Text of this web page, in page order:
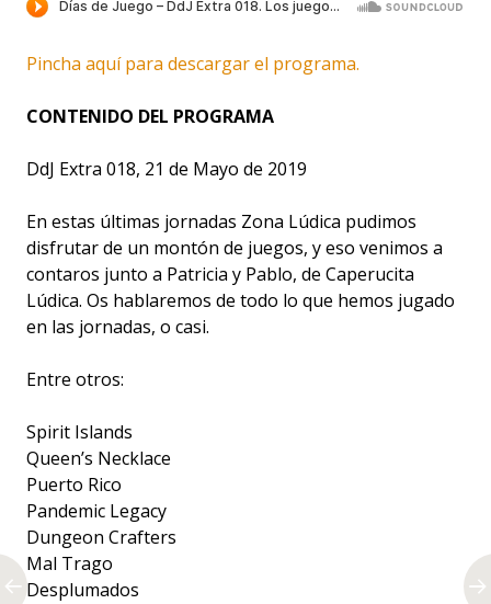
Pincha aquí para descargar el programa.
CONTENIDO DEL PROGRAMA
DdJ Extra 018, 21 de Mayo de 2019
En estas últimas jornadas Zona Lúdica pudimos
disfrutar de un montón de juegos, y eso venimos a
contaros junto a Patricia y Pablo, de Caperucita
Lúdica. Os hablaremos de todo lo que hemos jugado
en las jornadas, o casi.
Entre otros:
Spirit Islands
Queen’s Necklace
Puerto Rico
Pandemic Legacy
Dungeon Crafters
Mal Trago
Desplumados